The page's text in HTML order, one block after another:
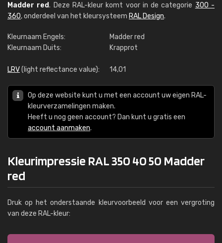
Madder red. Deze RAL-kleur komt voor in de categorie 300 -
360, onderdeel van het kleursysteem RAL Design.
Kleurnaam Engels:
Madder red
Kleurnaam Duits:
Krapprot
LRV(light reflectance value): 14,01
Op deze website kunt u met een account uw eigen RAL-
kleurverzamelingen maken.
Heeft u nog geen account? Dan kunt u gratis een
account aanmaken.
Kleurimpressie RAL 350 40 50 Madder
red
Druk op het onderstaande kleurvoorbeeld voor een vergroting
van deze RAL-kleur: